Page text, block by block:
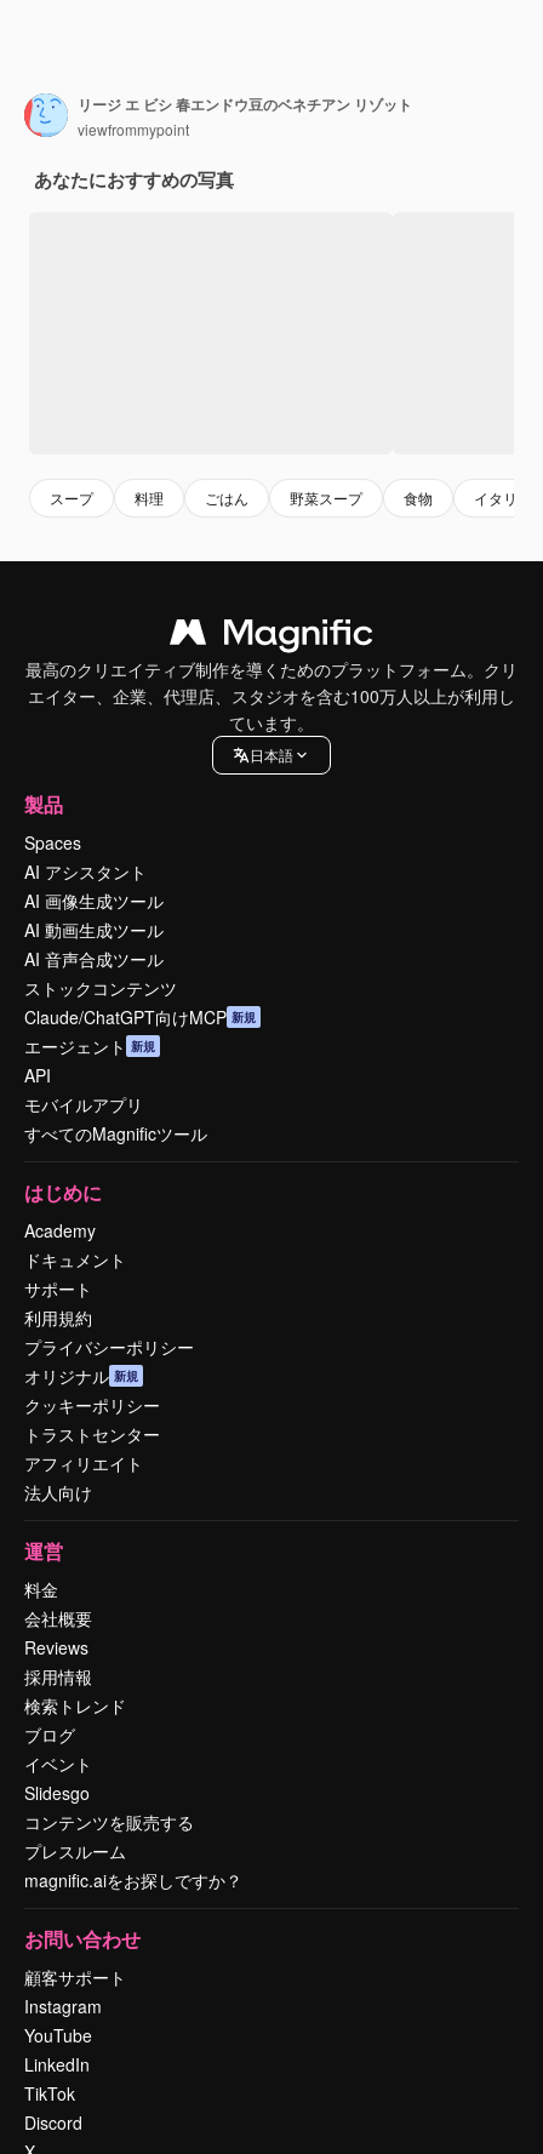
リージ エ ビシ 春エンドウ豆のベネチアン リゾット
viewfrommypoint
あなたにおすすめの写真
スープ 料理 ごはん 野菜スープ 食物 イタリア
最高のクリエイティブ制作を導くためのプラットフォーム。クリ
エイター、企業、代理店、スタジオを含む100万人以上が利用し
ています。
日本語
製品
Spaces
AI アシスタント
AI 画像生成ツール
AI 動画生成ツール
AI 音声合成ツール
ストックコンテンツ
Claude/ChatGPT向けMCP 新規
エージェント 新規
API
モバイルアプリ
すべてのMagnificツール
はじめに
Academy
ドキュメント
サポート
利用規約
プライバシーポリシー
オリジナル 新規
クッキーポリシー
トラストセンター
アフィリエイト
法人向け
運営
料金
会社概要
Reviews
採用情報
検索トレンド
ブログ
イベント
Slidesgo
コンテンツを販売する
プレスルーム
magnific.aiをお探しですか？
お問い合わせ
顧客サポート
Instagram
YouTube
LinkedIn
TikTok
Discord